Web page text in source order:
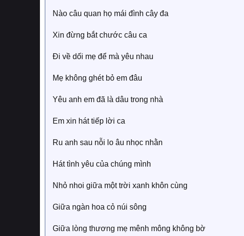
Nào câu quan họ mái đình cây đa
Xin đừng bắt chước câu ca
Đi về dối mẹ để mà yêu nhau
Mẹ không ghét bỏ em đâu
Yêu anh em đã là dâu trong nhà
Em xin hát tiếp lời ca
Ru anh sau nỗi lo âu nhọc nhằn
Hát tình yêu của chúng mình
Nhỏ nhoi giữa một trời xanh khôn cùng
Giữa ngàn hoa cỏ núi sông
Giữa lòng thương mẹ mênh mông không bờ